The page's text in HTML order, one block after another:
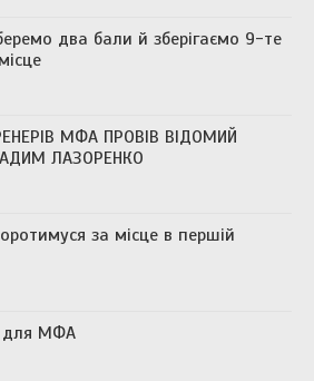
два бали й зберігаємо 9-те
МФА ПРОВІВ ВІДОМИЙ
ЛАЗОРЕНКО
за місце в першій
для МФА